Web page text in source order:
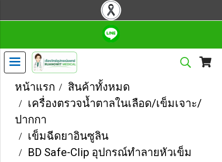
หน้าแรก
สินค้าทั้งหมด
เครื่องตรวจน้ำตาลในเลือด/เข็มเจาะ/
ปากกา
เข็มฉีดยาอินซูลิน
BD Safe-Clip อุปกรณ์ทำลายหัวเข็ม